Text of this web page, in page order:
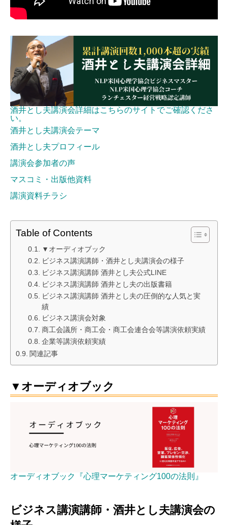
酒井とし夫講演会詳細はこちらのサイトでご確認くださ
い。
酒井とし夫講演会テーマ
酒井とし夫プロフィール
講演会参加者の声
マスコミ・出版他資料
講演資料チラシ
Table of Contents
▼オーディオブック
ビジネス講演講師・酒井とし夫講演会の様子
ビジネス講演講師 酒井とし夫公式LINE
ビジネス講演講師 酒井とし夫の出版書籍
ビジネス講演講師 酒井とし夫の圧倒的な人気と実
績
ビジネス講演会対象
商工会議所・商工会・商工会連合会等講演依頼実績
企業等講演依頼実績
関連記事
▼オーディオブック
オーディオブック『心理マーケティング100の法則』
ビジネス講演講師・酒井とし夫講演会の